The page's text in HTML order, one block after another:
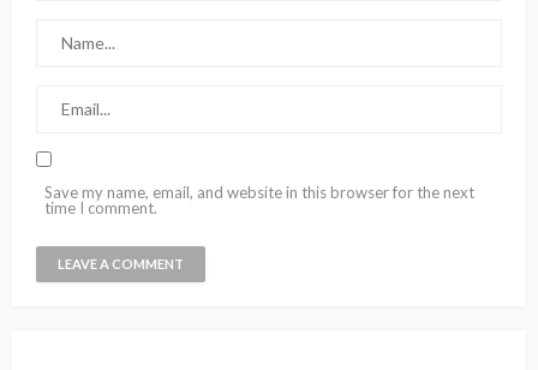
Save my name, email, and website in this browser for the next
time I comment.